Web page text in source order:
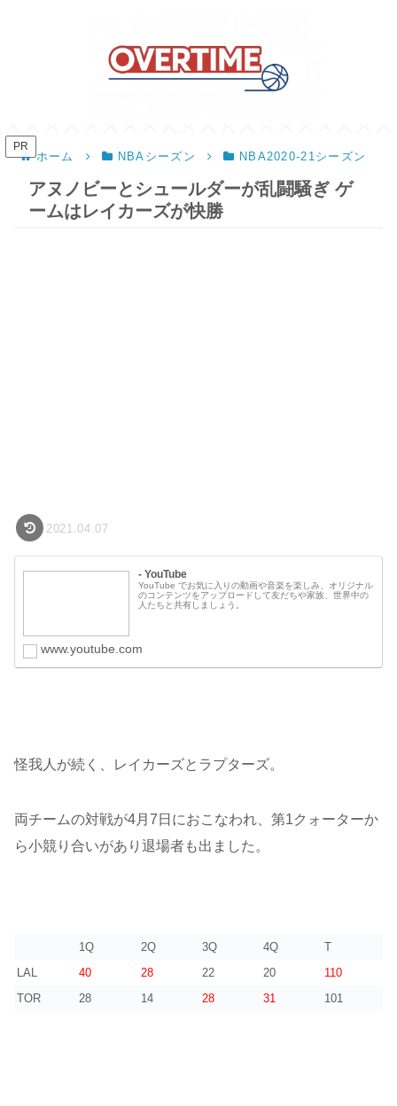
PR
ホーム NBAシーズン NBA2020-21シーズン
アヌノビーとシュールダーが乱闘騒ぎ ゲ
ームはレイカーズが快勝
2021.04.07
- YouTube
YouTube でお気に入りの動画や音楽を楽しみ、オリジナル
のコンテンツをアップロードして友だちや家族、世界中の
人たちと共有しましょう。
www.youtube.com
怪我人が続く、レイカーズとラプターズ。
両チームの対戦が4月7日におこなわれ、第1クォーターか
ら小競り合いがあり退場者も出ました。
1Q 2Q 3Q 4Q
T
LAL
40 28 22 20
110
TOR
28 14 28 31 101